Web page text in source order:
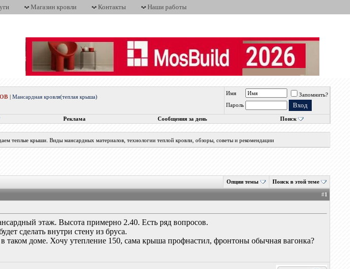
Магазин кровли Контакты Наши работы
|Мансардная кровля(теплая крыша)
Имя
Запомнить?
Пароль
Реклама Сообщения за день Поиск
теплые крыши. Виды мансардных материалов, технологии теплой кровли, обзоры, советы и рекомендации
Опции темы Поиск в этой теме
#1
этаж. Высота примерно 2.40. Есть ряд вопросов.
сделать внутри стену из бруса.
таком доме. Хочу утепление 150, сама крыша профнастил, фронтоны обычная вагонка?